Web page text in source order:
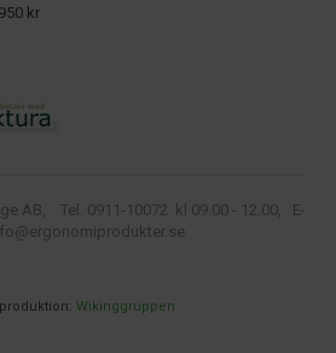
kr
AB, Tel. 0911-10072 kl 09.00 - 12.00, E-
Wikinggruppen